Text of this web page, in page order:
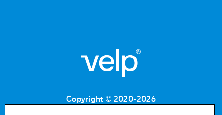
Copyright © 2020-2026